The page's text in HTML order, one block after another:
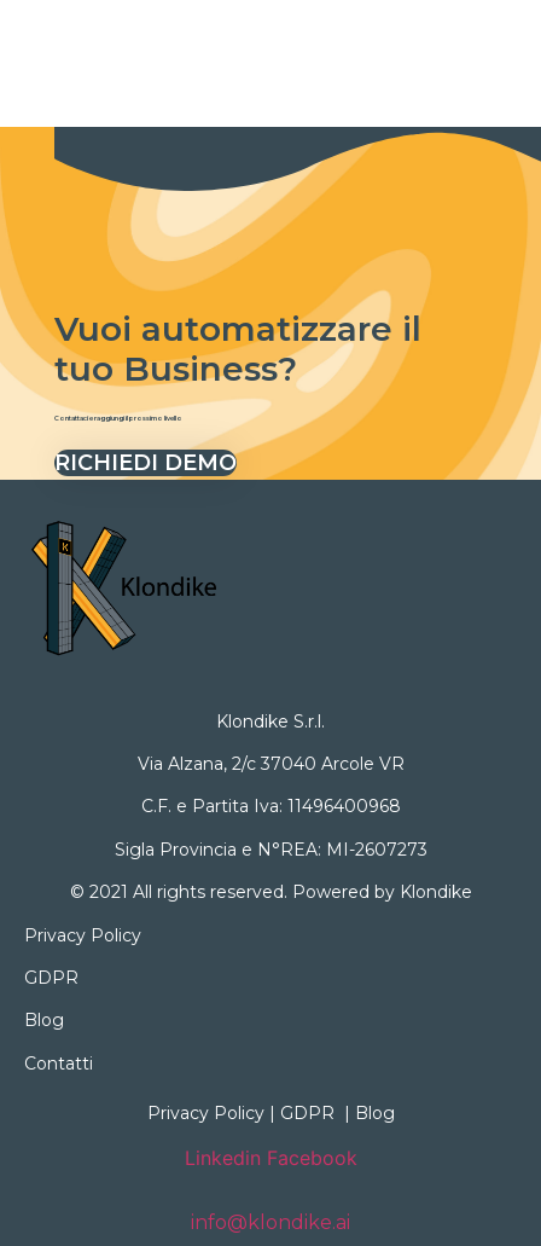
Vuoi automatizzare il
tuo Business?
Contattaci e raggiungi il prossimo livello
RICHIEDI DEMO
Klondike S.r.l.
Via Alzana, 2/c 37040 Arcole VR
C.F. e Partita Iva: 11496400968
Sigla Provincia e N°REA: MI-2607273
© 2021 All rights reserved. Powered by Klondike
Privacy Policy
GDPR
Blog
Contatti
Privacy Policy| GDPR | Blog
Linkedin Facebook
info@klondike.ai